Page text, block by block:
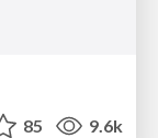
85 9.6k